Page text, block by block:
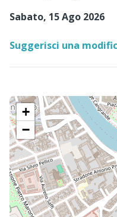
Sabato, 15 Ago 2026
Suggerisci una
+
−